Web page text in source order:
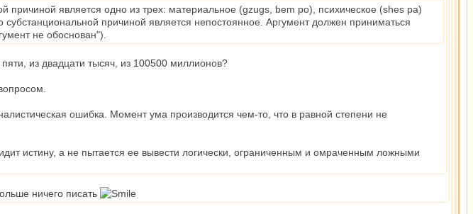
причиной является одно из трех: материальное (gzugs, bem po), психическое (shes pa)
субстанциональной причиной является непостоянное. Аргумент должен приниматься
не обоснован").
из двадцати тысяч, из 100500 миллионов?
ошибка. Момент ума производится чем-то, что в равной степени не
истину, а не пытается ее вывести логически, ограниченным и омраченным ложными
ничего писать